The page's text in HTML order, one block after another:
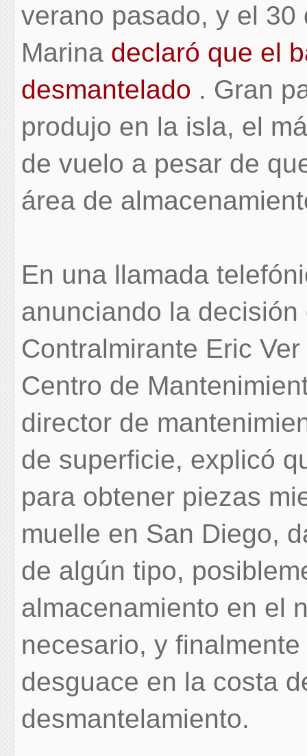
verano pasado, y el 30
Marina declaró que el
desmantelado . Gran
produjo en la isla, el
de vuelo a pesar de
área de
En una llamada
anunciando la
Contralmirante Eric
Centro de
director de
de superficie, explicó
para obtener piezas
muelle en San Diego,
de algún tipo,
almacenamiento en el
necesario, y
desguace en la costa
desmantelamiento.